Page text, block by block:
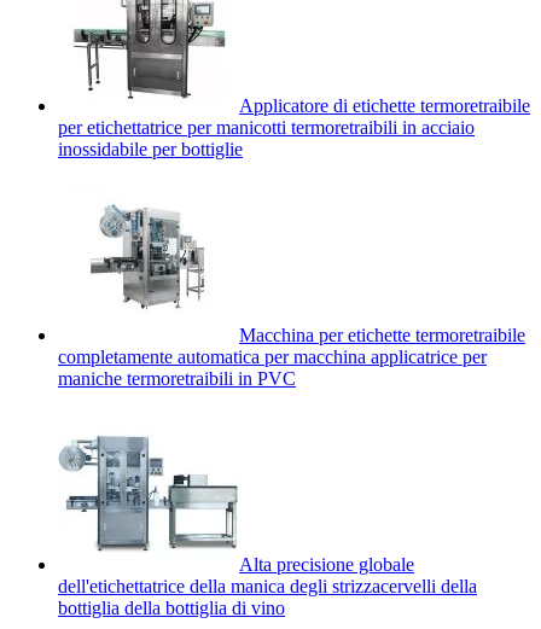
Applicatore di etichette termoretraibile
per etichettatrice per manicotti termoretraibili in acciaio
inossidabile per bottiglie
Macchina per etichette termoretraibile
completamente automatica per macchina applicatrice per
maniche termoretraibili in PVC
Alta precisione globale
dell'etichettatrice della manica degli strizzacervelli della
bottiglia della bottiglia di vino